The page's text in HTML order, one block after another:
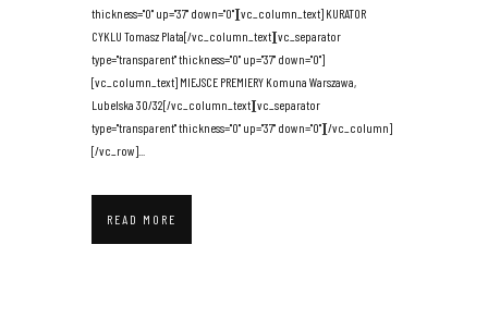
thickness="0" up="37" down="0"][vc_column_text] KURATOR
CYKLU Tomasz Plata[/vc_column_text][vc_separator
type="transparent" thickness="0" up="37" down="0"]
[vc_column_text] MIEJSCE PREMIERY Komuna Warszawa,
Lubelska 30/32[/vc_column_text][vc_separator
type="transparent" thickness="0" up="37" down="0"][/vc_column]
[/vc_row]...
READ MORE